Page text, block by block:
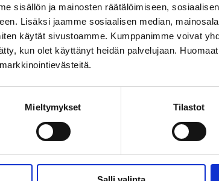
sisällön ja mainosten räätälöimiseen,
Lisäksi jaamme sosiaalisen median,
käytät sivustoamme. Kumppanimme voivat
kun olet käyttänyt heidän palvelujaan.
Mieltymykset Tilastot